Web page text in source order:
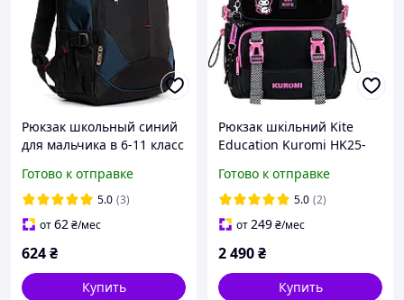
Рюкзак школьный синий
для мальчика в 6-11 класс
47х34 см Racini 9-9612
Готово к отправке
5.0 (3)
от62₴/мес
624₴
Купить
Рюкзак шкільний Kite
Education Kuromi HK25-
Готово к отправке
5.0 (2)
от249₴/мес
2 490₴
Купить